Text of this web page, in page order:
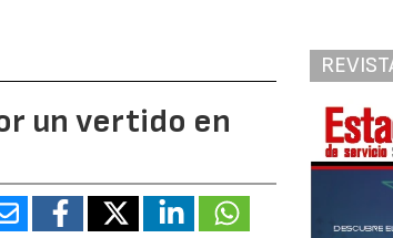
un vertido en